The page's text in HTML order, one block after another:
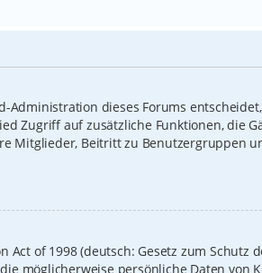
dieses Forums
Zugriff auf zusätzliche Funktionen, die
Mitglieder, Beitritt zu Benutzergruppen
Act of 1998 (deutsch: Gesetz zum
möglicherweise persönliche Daten